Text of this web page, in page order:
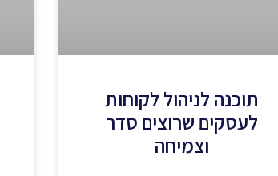
תוכנה לניהול לקוחות
לעסקים שרוצים סדר
וצמיחה